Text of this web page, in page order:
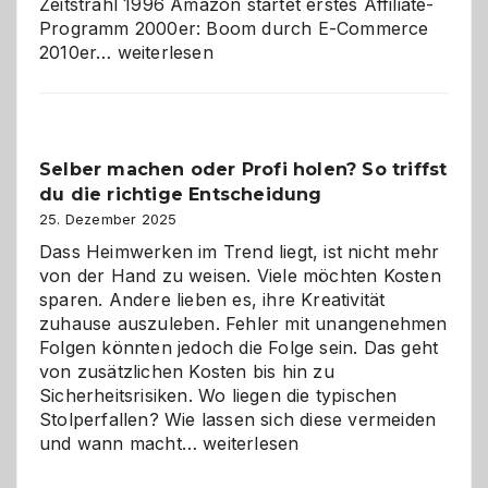
Zeitstrahl 1996 Amazon startet erstes Affiliate-
Programm 2000er: Boom durch E-Commerce
2010er… Affiliate-
Herausforderungen
und
Zukunft
weiterlesen
Selber machen oder Profi holen? So triffst
du die richtige Entscheidung
25. Dezember 2025
Dass Heimwerken im Trend liegt, ist nicht mehr
von der Hand zu weisen. Viele möchten Kosten
sparen. Andere lieben es, ihre Kreativität
zuhause auszuleben. Fehler mit unangenehmen
Folgen könnten jedoch die Folge sein. Das geht
von zusätzlichen Kosten bis hin zu
Sicherheitsrisiken. Wo liegen die typischen
Stolperfallen? Wie lassen sich diese vermeiden
und wann macht…Selber
weiterlesen